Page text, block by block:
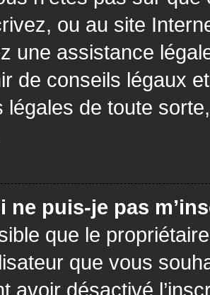
ou au site
une assistance
de conseils légaux
légales de toute
ne puis-je pas
que le
que vous
avoir désactivé